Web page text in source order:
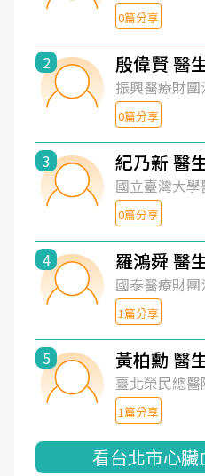
0篇分享
2 殷偉賢 醫
振興醫療財
0篇分享
3 紀乃新 醫
國立臺灣大
0篇分享
4 羅鴻舜 醫
國泰醫療財
1篇分享
5 黃柏勳 醫
臺北榮民總醫
1篇分享
看台北市心